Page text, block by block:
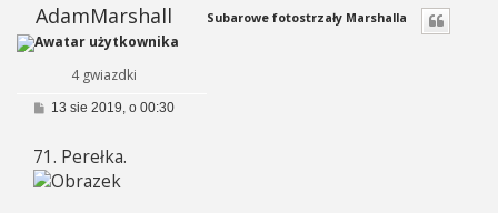
AdamMarshall
4 gwiazdki
Subarowe fotostrzały Marshalla
P
t
13 sie 2019, o 00:30
71. Perełka.